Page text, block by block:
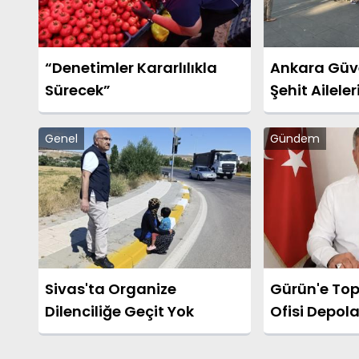
“Denetimler Kararlılıkla
Sürecek”
Ankara
Şehit
Gazilerinin
Sürüyor
Genel
Sivas'ta Organize
Dilenciliğe Geçit Yok
Gündem
Gürün'e
Ofisi
Merkezi